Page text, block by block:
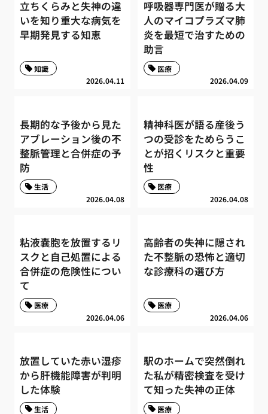
立ちくらみと失神の違
いを知り重大な病気を
早期発見する知恵
2026.04.11
知識
呼吸器専門医が贈る大
人のマイコプラズマ肺
炎を最短で治すための
助言
2026.04.09
医療
長期的な予後から見た
アブレーション後の不
整脈管理と合併症の予
防
2026.04.08
生活
精神科医が語る産後う
つの受診をためらうこ
とが招くリスクと重要
性
2026.04.08
医療
粘液嚢胞を放置するリ
スクと自己処置による
合併症の危険性につい
て
2026.04.06
医療
高齢者の失神に隠され
た不整脈の恐怖と適切
な診療科の選び方
2026.04.06
医療
放置していた赤い湿疹
から肝機能障害が判明
した体験
生活
駅のホームで突然倒れ
た私が精密検査を受け
て知った失神の正体
医療